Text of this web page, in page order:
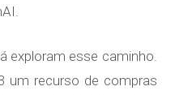
exploram esse caminho.
um recurso de compras